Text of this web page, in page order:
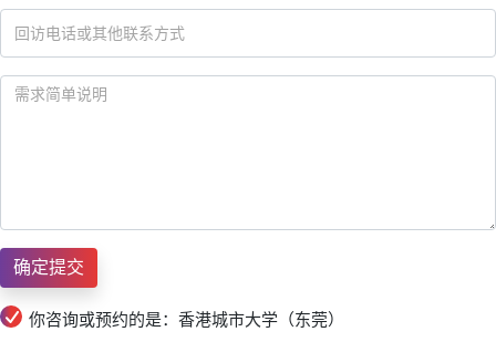
你咨询或预约的是：香港城市大学（东莞）